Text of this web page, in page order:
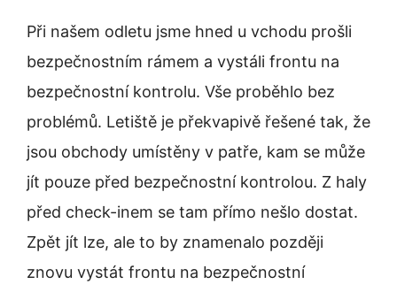
Při našem odletu jsme hned u vchodu prošli
bezpečnostním rámem a vystáli frontu na
bezpečnostní kontrolu. Vše proběhlo bez
problémů. Letiště je překvapivě řešené tak, že
jsou obchody umístěny v patře, kam se může
jít pouze před bezpečnostní kontrolou. Z haly
před check-inem se tam přímo nešlo dostat.
Zpět jít lze, ale to by znamenalo později
znovu vystát frontu na bezpečnostní